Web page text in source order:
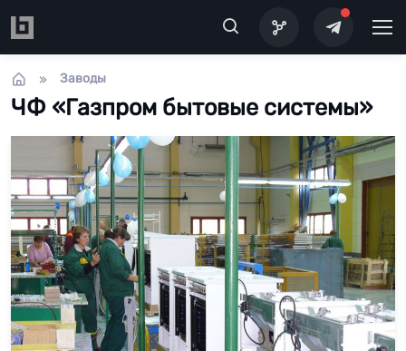
Заводы
ЧФ «Газпром бытовые системы»